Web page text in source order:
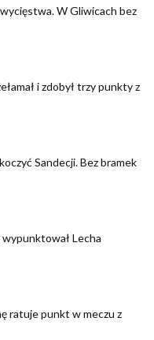
W Gliwicach bez
i zdobył trzy punkty z
Sandecji. Bez bramek
Lecha
ratuje punkt w meczu z